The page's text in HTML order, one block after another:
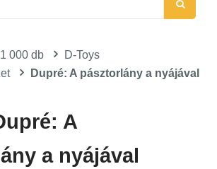
1 000 db
D-Toys
Dupré: A pásztorlány a nyájával
A
a nyájával